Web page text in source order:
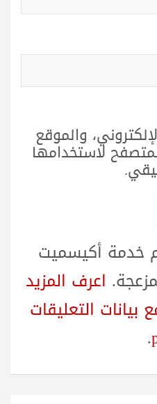
والموقع
لاستخدامها
خدمة أكيسميت
اعرف المزيد
التعليقات
.